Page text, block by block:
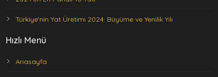
Türkiye'nin Yat Üretimi 2024: Büyüme ve Yenilik Yılı
Hızlı Menü
Anasayfa